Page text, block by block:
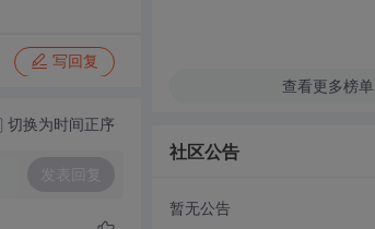
写回复
切换为时间正序
发表回复
查看更多榜单
社区公告
暂无公告